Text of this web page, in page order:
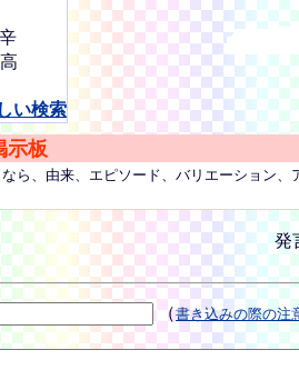
辛
高
い検索
示板
ら、由来、エピソード、バリエーション
発
（書き込みの際の注